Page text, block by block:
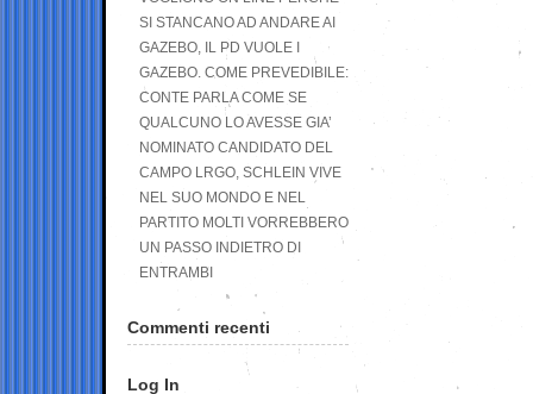
SI STANCANO AD ANDARE AI
GAZEBO, IL PD VUOLE I
GAZEBO. COME PREVEDIBILE:
CONTE PARLA COME SE
QUALCUNO LO AVESSE GIA’
NOMINATO CANDIDATO DEL
CAMPO LRGO, SCHLEIN VIVE
NEL SUO MONDO E NEL
PARTITO MOLTI VORREBBERO
UN PASSO INDIETRO DI
ENTRAMBI
Commenti recenti
Log In